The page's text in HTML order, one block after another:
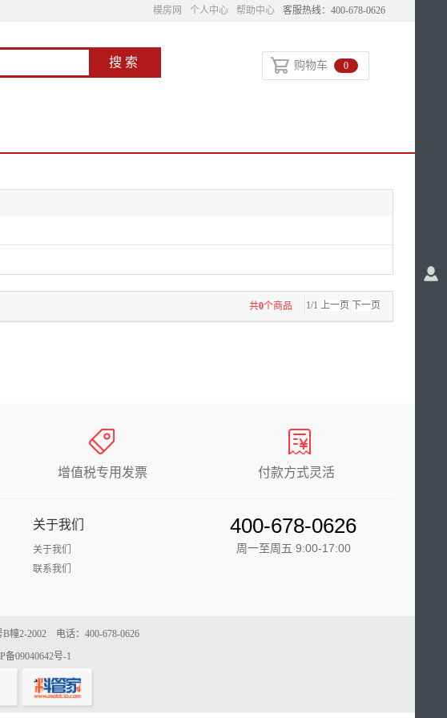
模房网 个人中心 帮助中心 客服热线：400-678-0626
购物车 0
1/1 上一页 下一页
共0个商品
增值税专用发票 付款方式灵活
关于我们
关于我们
联系我们
400-678-0626
周一至周五 9:00-17:00
幢2-2002 电话：400-678-0626
备09040642号-1